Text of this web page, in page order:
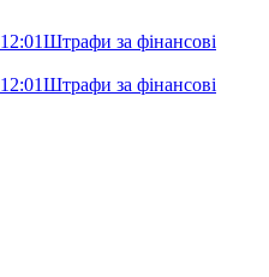
12:01Штрафи за фінансові
12:01Штрафи за фінансові